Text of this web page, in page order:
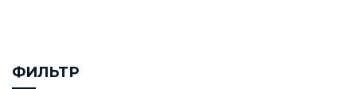
ФИЛЬТР